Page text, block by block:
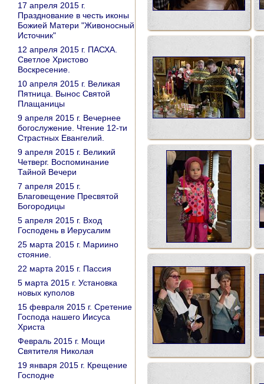
17 апреля 2015 г.
Празднование в честь иконы
Божией Матери "Живоносный
Источник"
12 апреля 2015 г. ПАСХА.
Светлое Христово
Воскресение.
10 апреля 2015 г. Великая
Пятница. Вынос Святой
Плащаницы
9 апреля 2015 г. Вечернее
богослужение. Чтение 12-ти
Страстных Евангелий.
9 апреля 2015 г. Великий
Четверг. Воспоминание
Тайной Вечери
7 апреля 2015 г.
Благовещение Пресвятой
Богородицы
5 апреля 2015 г. Вход
Господень в Иерусалим
25 марта 2015 г. Мариино
стояние.
22 марта 2015 г. Пассия
5 марта 2015 г. Установка
новых куполов
15 февраля 2015 г. Сретение
Господа нашего Иисуса
Христа
Февраль 2015 г. Мощи
Святителя Николая
19 января 2015 г. Крещение
Господне